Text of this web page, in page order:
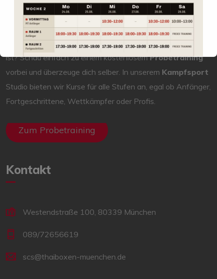
Nicht sicher obMuay ThaioderKampfsportwas für dich
ist? Schau einfach zu einem kostenlosemProbetraining
vorbei und überzeuge dich selber. In unserem Kampfsport
Studio bieten wir Kurse für alle Stufen an, egal ob Anfänger,
Fortgeschrittene, Wettkämpfer oder Profis.
Zum Probetraining
Kontakt
Westendstraße 100, 80339 München
089/72656619
scs@thaiboxen-muenchen.de